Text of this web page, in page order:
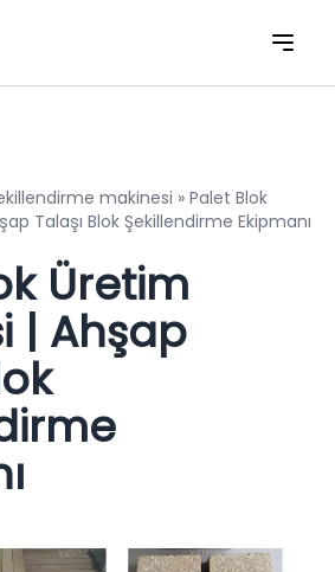
makinesi » Palet Blok
Talaşı Blok Şekillendirme Ekipmanı
Üretim
| Ahşap